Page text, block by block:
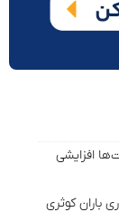
باران کوثری